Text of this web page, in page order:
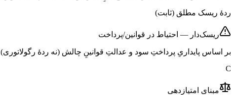
ردهٔ ریسک مطلق (ثابت)
ریسک‌دار — احتیاط در قوانین/پرداخت
بر اساس پایداریِ پرداختِ سود و عدالتِ قوانینِ چالش (نه ردهٔ رگولاتوری)
C
مبنای امتیازدهی